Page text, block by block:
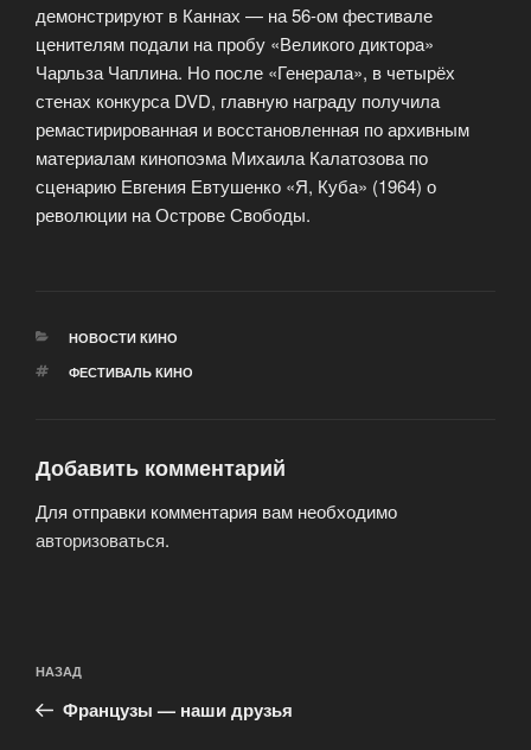
демонстрируют в Каннах — на 56-ом фестивале
ценителям подали на пробу «Великого диктора»
Чарльза Чаплина. Но после «Генерала», в четырёх
стенах конкурса DVD, главную награду получила
ремастирированная и восстановленная по архивным
материалам кинопоэма Михаила Калатозова по
сценарию Евгения Евтушенко «Я, Куба» (1964) о
революции на Острове Свободы.
РУБРИКИ
НОВОСТИ КИНО
МЕТКИ
ФЕСТИВАЛЬ КИНО
Добавить комментарий
Для отправки комментария вам необходимо
авторизоваться.
по
записям
Предыдущая
запись:
НАЗАД
Французы — наши друзья